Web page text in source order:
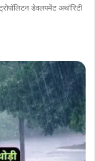
डेवलपमेंट अथॉरिटी